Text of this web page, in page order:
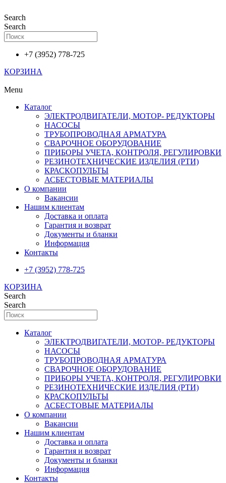
к
содержимому
Search
Search
+7 (3952) 778-725
КОРЗИНА
Menu
Каталог
ЭЛЕКТРОДВИГАТЕЛИ, МОТОР- РЕДУКТОРЫ
НАСОСЫ
ТРУБОПРОВОДНАЯ АРМАТУРА
СВАРОЧНОЕ ОБОРУДОВАНИЕ
ПРИБОРЫ УЧЕТА, КОНТРОЛЯ, РЕГУЛИРОВКИ
РЕЗИНОТЕХНИЧЕСКИЕ ИЗДЕЛИЯ (РТИ)
КРАСКОПУЛЬТЫ
АСБЕСТОВЫЕ МАТЕРИАЛЫ
О компании
Вакансии
Нашим клиентам
Доставка и оплата
Гарантия и возврат
Документы и бланки
Информация
Контакты
+7 (3952) 778-725
КОРЗИНА
Search
Search
Каталог
ЭЛЕКТРОДВИГАТЕЛИ, МОТОР- РЕДУКТОРЫ
НАСОСЫ
ТРУБОПРОВОДНАЯ АРМАТУРА
СВАРОЧНОЕ ОБОРУДОВАНИЕ
ПРИБОРЫ УЧЕТА, КОНТРОЛЯ, РЕГУЛИРОВКИ
РЕЗИНОТЕХНИЧЕСКИЕ ИЗДЕЛИЯ (РТИ)
КРАСКОПУЛЬТЫ
АСБЕСТОВЫЕ МАТЕРИАЛЫ
О компании
Вакансии
Нашим клиентам
Доставка и оплата
Гарантия и возврат
Документы и бланки
Информация
Контакты